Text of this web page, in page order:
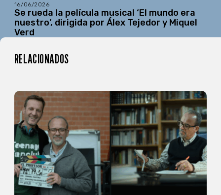
16/06/2026
Se rueda la película musical ‘El mundo era
nuestro’, dirigida por Álex Tejedor y Miquel
Verd
RELACIONADOS